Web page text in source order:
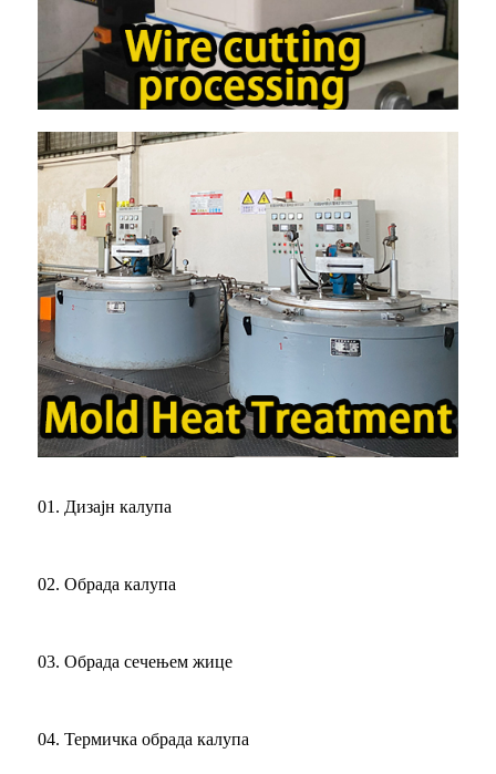
01. Дизајн калупа
02. Обрада калупа
03. Обрада сечењем жице
04. Термичка обрада калупа